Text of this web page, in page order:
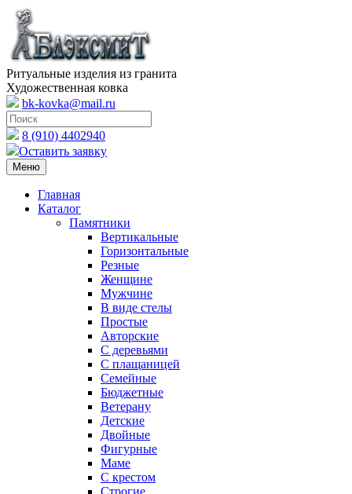
Ритуальные изделия из гранита
Художественная ковка
bk-kovka@mail.ru
8 (910) 4402940
Оставить заявку
Меню
Главная
Каталог
Памятники
Вертикальные
Горизонтальные
Резные
Женщине
Мужчине
В виде стелы
Простые
Авторские
С деревьями
С плащаницей
Семейные
Бюджетные
Ветерану
Детские
Двойные
Фигурные
Маме
С крестом
Строгие